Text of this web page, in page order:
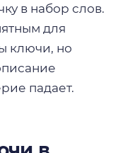
в набор слов.
для
ключи, но
падает.